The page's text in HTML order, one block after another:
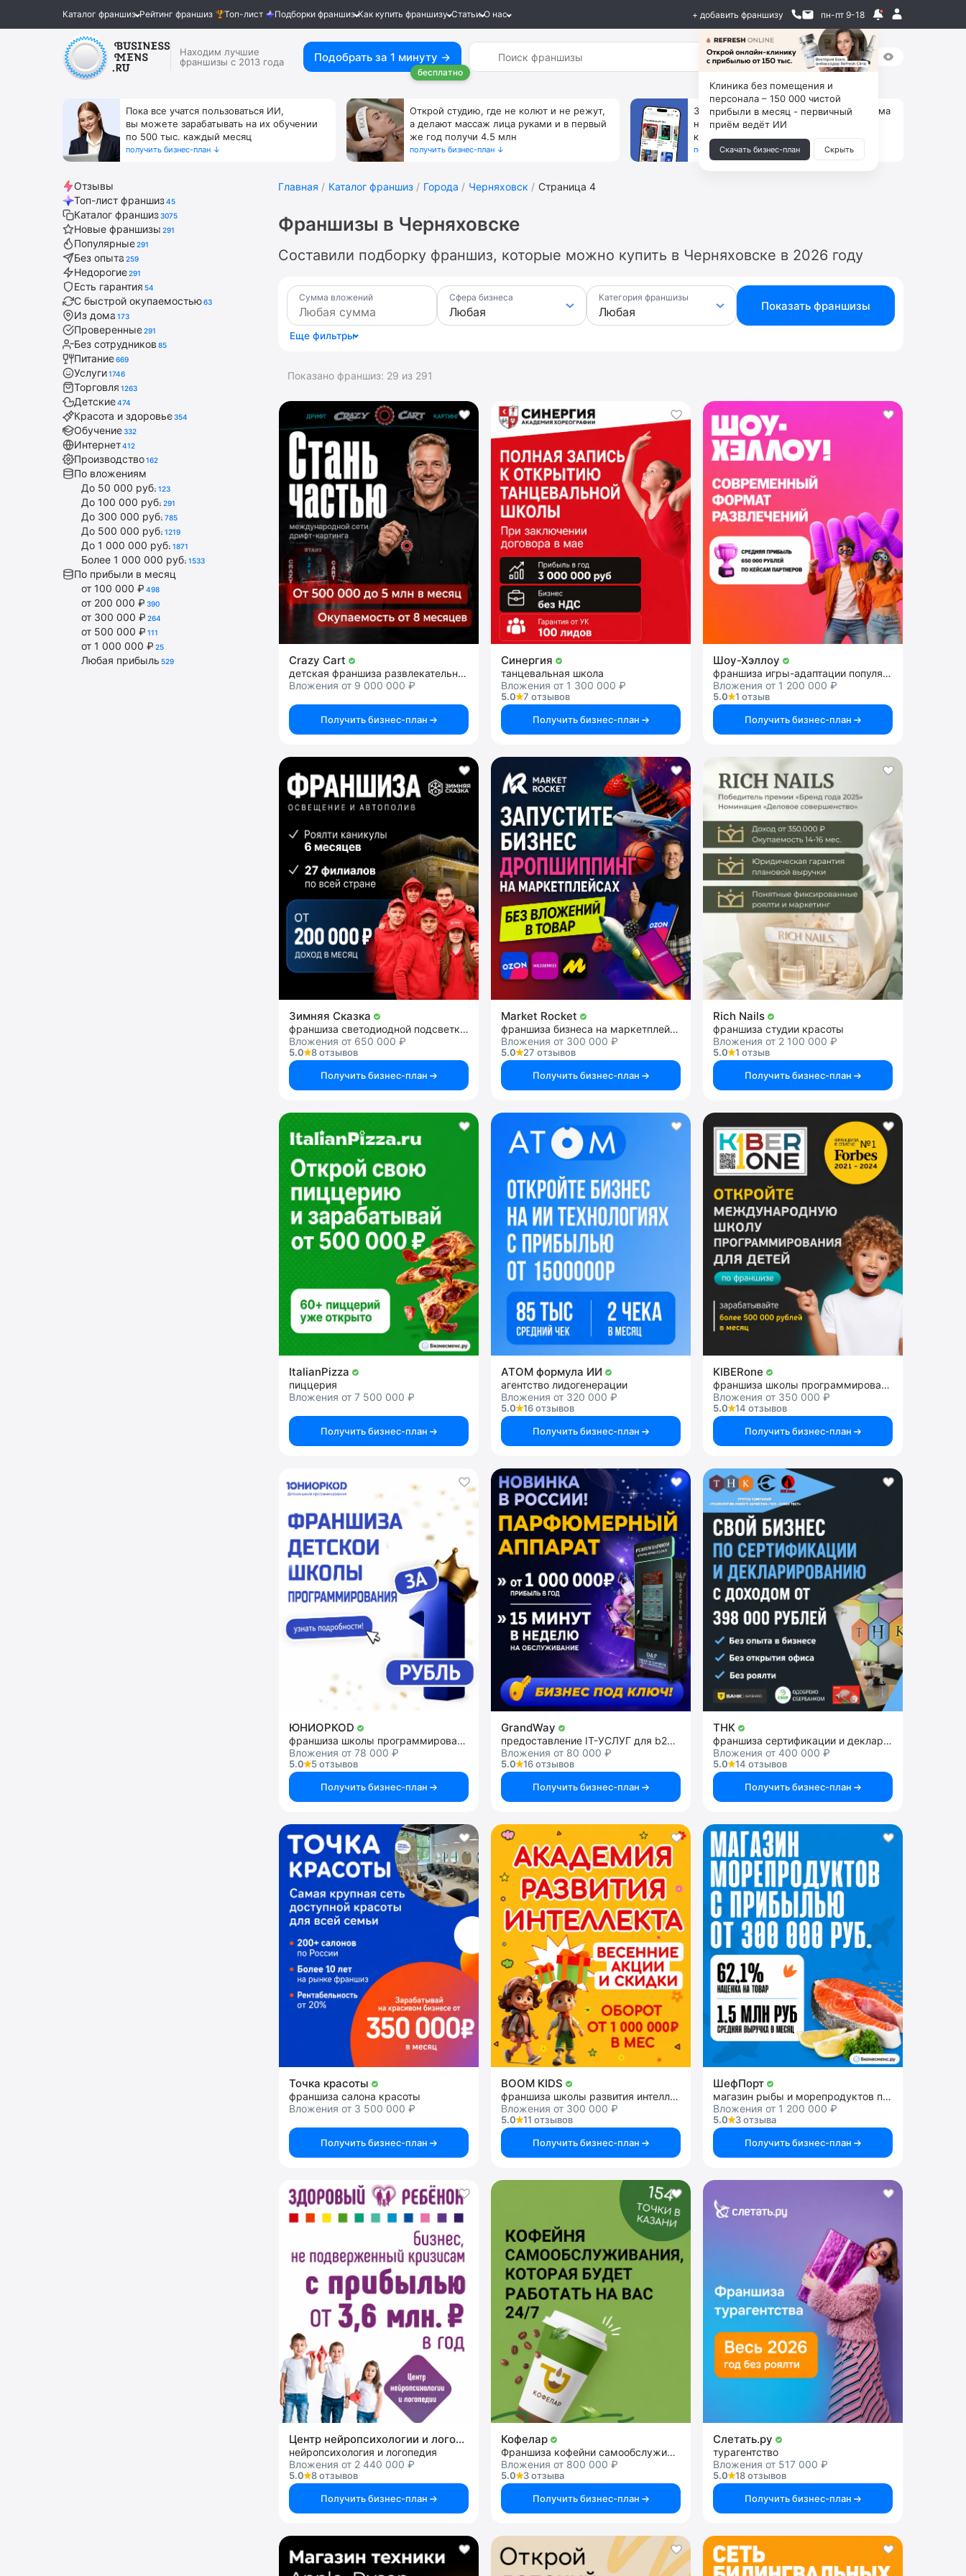
Каталог франшиз Рейтинг франшиз Топ-лист Подборки франшиз Как купить франшизу Статьи О нас + добавить франшизу пн-пт 9-18
Находим лучшие
франшизы с 2013 года
Подобрать за 1 минуту →
бесплатно
Пока все учатся пользоваться ИИ,
вы можете зарабатывать на их обучении
по 500 тыс. каждый месяц
получить бизнес-план ↓
Открой студию, где не колют и не режут,
а делают массаж лица руками и в первый
же год получи 4.5 млн
получить бизнес-план ↓
За 90 тыс. открой магазин на Авито, дома
ни коробок, ни товара, ни склада, зато
каждый месяц +125 тыс. чистыми
получить бизнес-план ↓
Отзывы
Топ-лист франшиз45
Каталог франшиз3075
Новые франшизы 291
Популярные291
Без опыта 259
Недорогие291
Есть гарантия 54
С быстрой окупаемостью63
Из дома 173
Проверенные291
Без сотрудников 85
Питание669
Услуги1746
Торговля 1263
Детские474
Красота и здоровье354
Обучение332
Интернет412
Производство162
По вложениям
До 50 000 руб. 123
До 100 000 руб. 291
До 300 000 руб. 785
До 500 000 руб. 1219
До 1 000 000 руб. 1871
Более 1 000 000 руб. 1533
По прибыли в месяц
от 100 000 ₽ 498
от 200 000 ₽ 390
от 300 000 ₽ 264
от 500 000 ₽ 111
от 1 000 000 ₽ 25
Любая прибыль 529
Главная Каталог франшиз Города Черняховск Страница 4
Франшизы в Черняховске
Составили подборку франшиз, которые можно купить в Черняховске в 2026 году
Сумма вложений Сфера бизнеса Категория франшизы
Показать франшизы
Еще фильтры
Показано франшиз: 29 из 291
Crazy Cart
детская франшиза развлекательных центров с дрифт-картингом
Вложения от 9 000 000 ₽
Получить бизнес-план
Синергия
танцевальная школа
Вложения от 1 300 000 ₽
5.0
7 отзывов
Получить бизнес-план
Шоу-Хэллоу
франшиза игры-адаптации популярных ТВ-шоу
Вложения от 1 200 000 ₽
5.0
1 отзыв
Получить бизнес-план
Зимняя Сказка
франшиза светодиодной подсветки фасадов
Вложения от 650 000 ₽
5.0
8 отзывов
Получить бизнес-план
Market Rocket
франшиза бизнеса на маркетплейсах
Вложения от 300 000 ₽
5.0
27 отзывов
Получить бизнес-план
Rich Nails
франшиза студии красоты
Вложения от 2 100 000 ₽
5.0
1 отзыв
Получить бизнес-план
ItalianPizza
пиццерия
Вложения от 7 500 000 ₽
Получить бизнес-план
АТОМ формула ИИ
агентство лидогенерации
Вложения от 320 000 ₽
5.0
16 отзывов
Получить бизнес-план
KIBERone
франшиза школы программирования для детей
Вложения от 350 000 ₽
5.0
14 отзывов
Получить бизнес-план
ЮНИОРКОD
франшиза школы программирования
Вложения от 78 000 ₽
5.0
5 отзывов
Получить бизнес-план
GrandWay
предоставление IT-УСЛУГ для b2c и b2b
Вложения от 80 000 ₽
5.0
16 отзывов
Получить бизнес-план
ТНК
франшиза сертификации и декларирования товаров, продукции и услуг
Вложения от 400 000 ₽
5.0
14 отзывов
Получить бизнес-план
Точка красоты
франшиза салона красоты
Вложения от 3 500 000 ₽
Получить бизнес-план
BOOM KIDS
франшиза школы развития интеллекта у детей
Вложения от 300 000 ₽
5.0
11 отзывов
Получить бизнес-план
ШефПорт
магазин рыбы и морепродуктов премиального качества
Вложения от 1 200 000 ₽
5.0
3 отзыва
Получить бизнес-план
Центр нейропсихологии и логопедии «Здоровый ребенок»
нейропсихология и логопедия
Вложения от 2 440 000 ₽
5.0
8 отзывов
Получить бизнес-план
Кофелар
Франшиза кофейни самообслуживания
Вложения от 800 000 ₽
5.0
3 отзыва
Получить бизнес-план
Слетать.ру
турагентство
Вложения от 517 000 ₽
5.0
18 отзывов
Получить бизнес-план
Клиника без помещения и
персонала – 150 000 чистой
прибыли в месяц - первичный
приём ведёт ИИ
Скачать бизнес-план Скрыть